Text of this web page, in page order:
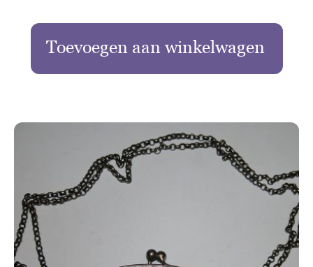
Toevoegen aan winkelwagen